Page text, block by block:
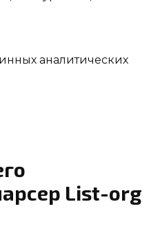
аналитических
List-org